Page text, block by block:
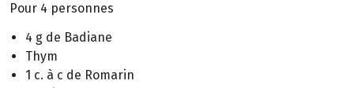
Pour 4 personnes
4 g de Badiane
Thym
1 c. à c de Romarin